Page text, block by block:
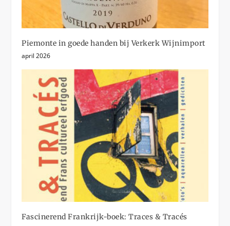
Piemonte in goede handen bij Verkerk Wijnimport
april 2026
Fascinerend Frankrijk-boek: Traces & Tracés